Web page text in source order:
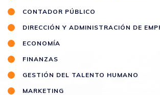
CONTADOR PÚBLICO
DIRECCIÓN Y ADMINISTRACIÓN DE
ECONOMÍA
FINANZAS
GESTIÓN DEL TALENTO HUMANO
MARKETING